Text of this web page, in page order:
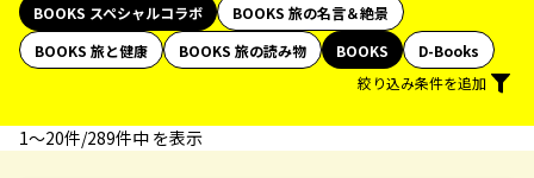
BOOKS スペシャルコラボ
BOOKS 旅の名言＆絶景
BOOKS 旅と健康
BOOKS 旅の読み物 BOOKS
D-Books
絞り込み条件を追加
1〜20件/289件中 を表示